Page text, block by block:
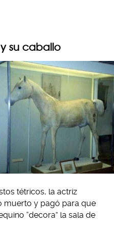
su caballo
tétricos, la actriz
muerto y pagó para que
“decora” la sala de